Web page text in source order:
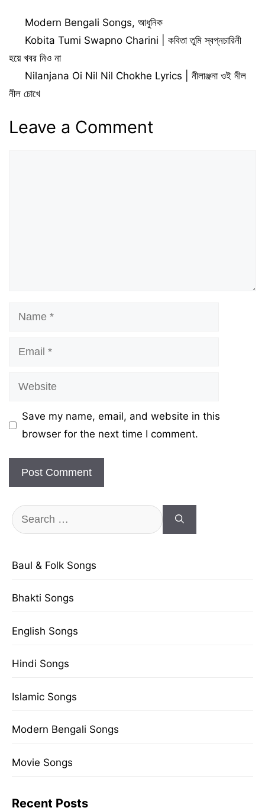
Categories
Modern Bengali Songs,আধুনিক
Kobita Tumi Swapno Charini | কবিতা তুমি স্বপ্নচারিনী
হয়ে খবর নিও না
Nilanjana Oi Nil Nil Chokhe Lyrics | নীলাঞ্জনা ওই নীল
নীল চোখে
Leave a Comment
Name
Email
Website
Save my name, email, and website in this
browser for the next time I comment.
Search
for:
Baul & Folk Songs
Bhakti Songs
English Songs
Hindi Songs
Islamic Songs
Modern Bengali Songs
Movie Songs
Recent Posts